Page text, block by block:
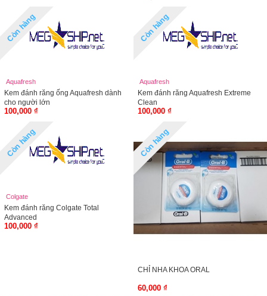
Còn hàng
Aquafresh
Kem đánh răng ống Aquafresh dành
cho người lớn
100,000 ₫
Còn hàng
Aquafresh
Kem đánh răng Aquafresh Extreme
Clean
100,000 ₫
Còn hàng
Colgate
Kem đánh răng Colgate Total
Advanced
100,000 ₫
Còn hàng
CHỈ NHA KHOA ORAL
60,000 ₫